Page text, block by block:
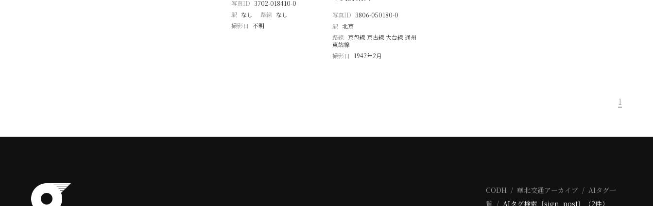
写真ID 3702-018410-0
駅 なし 路線 なし
撮影日 不明
写真ID 3806-050180-0
駅 北京
路線 京包線 京古線 大台線 通州
東站線
撮影日
1942年2月
1
CODH 華北交通アーカイブ
AIタグ一
覧
AIタグ検索〔sign_post〕（2件）